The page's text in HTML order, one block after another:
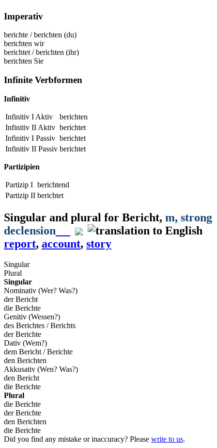
Imperativ
berichte /berichten (du)
berichten wir
berichtet /berichten (ihr)
berichten Sie
Infinite Verbformen
Infinitiv
Infinitiv I Aktiv
berichten
Infinitiv II Aktiv berichtet
Infinitiv I Passiv berichtet
Infinitiv II Passiv berichtet
Partizipien
Partizip I berichtend
Partizip II berichtet
Singular and plural for Bericht, m, strong
declension
report, account, story
Singular
Plural
Singular
Nominativ (Wer? Was?)
der Bericht
die Berichte
Genitiv (Wessen?)
des Berichtes / Berichts
der Berichte
Dativ (Wem?)
dem Bericht / Berichte
den Berichten
Akkusativ (Wen? Was?)
den Bericht
die Berichte
Plural
die Berichte
der Berichte
den Berichten
die Berichte
Did you find any mistake or inaccuracy? Please write to us.